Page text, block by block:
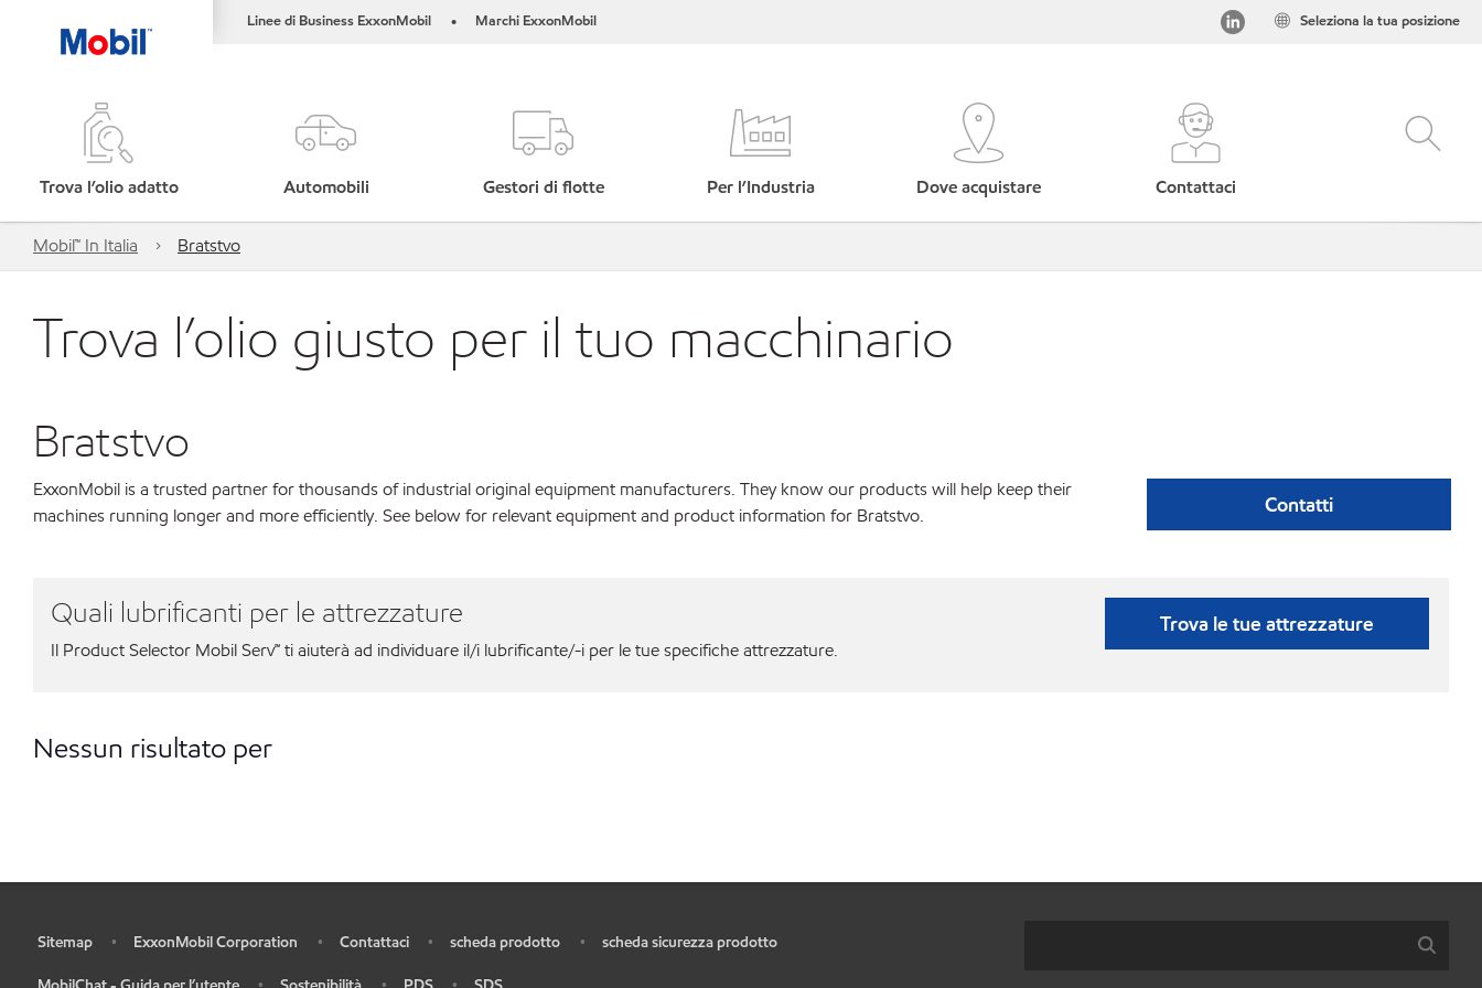
Linee di Business ExxonMobil • Marchi ExxonMobil Seleziona la tua posizione
Trova l’olio adatto Automobili Gestori di flotte Per l’Industria Dove acquistare Contattaci
Mobil™ In Italia Bratstvo
Trova l’olio giusto per il tuo macchinario
Bratstvo
ExxonMobil is a trusted partner for thousands of industrial original equipment manufacturers. They know our products will help keep their
machines running longer and more efficiently. See below for relevant equipment and product information for Bratstvo.
Contatti
Quali lubrificanti per le attrezzature
Il Product Selector Mobil Serv℠ ti aiuterà ad individuare il/i lubrificante/-i per le tue specifiche attrezzature.
Trova le tue attrezzature
Nessun risultato per
Sitemap • ExxonMobil Corporation • Contattaci • scheda prodotto • scheda sicurezza prodotto